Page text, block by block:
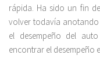
rápida. Ha sido un fin
volver todavía anotando
el desempeño del
encontrar el desempeño